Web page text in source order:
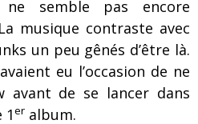
semble pas encore
musique contraste avec
un peu gênés d’être là.
eu l’occasion de ne
avant de se lancer dans
1er album.